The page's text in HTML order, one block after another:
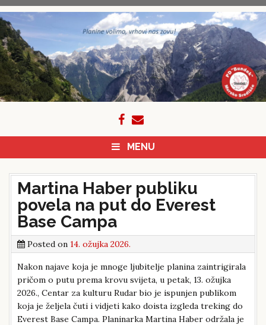
Skip
to
content
MENU
Martina Haber publiku
povela na put do Everest
Base Campa
Posted on 14. ožujka 2026.
Nakon najave koja je mnoge ljubitelje planina zaintrigirala
pričom o putu prema krovu svijeta, u petak, 13. ožujka
2026., Centar za kulturu Rudar bio je ispunjen publikom
koja je željela čuti i vidjeti kako doista izgleda treking do
Everest Base Campa. Planinarka Martina Haber održala je